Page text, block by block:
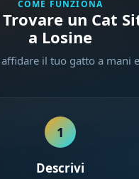
COME FUNZIONA
Trovare un Cat
a Losine
il tuo gatto a mani
1
Descrivi